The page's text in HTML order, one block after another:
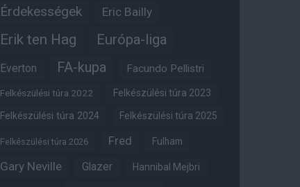
Érdekességek Eric Bailly
Erik ten Hag Európa-liga
Everton FA-kupa Facundo Pellistri
Felkészülési túra 2022 Felkészülési túra 2023
Felkészülési túra 2024 Felkészülési túra 2025
Felkészülési túra 2026 Fred Fulham
Gary Neville Glazer Hannibal Mejbri